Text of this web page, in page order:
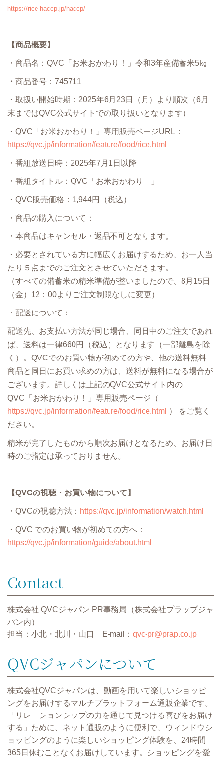
https://rice-haccp.jp/haccp/
【商品概要】
・商品名：QVC「お米おかわり！」令和3年産備蓄米5㎏
・ 商品番号：745711
・取扱い開始時期：2025年6月23日（月）より順次（6月
末まではQVC公式サイトでの取り扱いとなります）
・QVC「お米おかわり！」専用販売ページURL：
https://qvc.jp/information/feature/food/rice.html
・番組放送日時：2025年7月1日以降
・番組タイトル：QVC「お米おかわり！」
・QVC販売価格：1,944円（税込）
・商品の購入について：
・本商品はキャンセル・返品不可となります。
・必要とされている方に幅広くお届けするため、お一人当
たり５点までのご注文とさせていただきます。
（すべての備蓄米の精米準備が整いましたので、8月15日
（金）12：00よりご注文制限なしに変更）
・配送について：
配送先、お支払い方法が同じ場合、同日中のご注文であれ
ば、送料は一律660円（税込）となります（一部離島を除
く）。QVCでのお買い物が初めての方や、他の送料無料
商品と同日にお買い求めの方は、送料が無料になる場合が
ございます。詳しくは上記のQVC公式サイト内の
QVC「お米おかわり！」専用販売ページ（
https://qvc.jp/information/feature/food/rice.html ） をご覧く
ださい。
精米が完了したものから順次お届けとなるため、お届け日
時のご指定は承っておりません。
【QVCの視聴・お買い物について】
・QVCの視聴方法： https://qvc.jp/information/watch.html
・QVC でのお買い物が初めての方へ：
https://qvc.jp/information/guide/about.html
Contact
株式会社 QVCジャパン PR事務局（株式会社プラップジャ
パン内）
担当：小北・北川・山口 E-mail： qvc-pr@prap.co.jp
QVCジャパンについて
株式会社QVCジャパンは、動画を用いて楽しいショッピ
ングをお届けするマルチプラットフォーム通販企業です。
「リレーションシップの力を通じて見つける喜びをお届け
する」ために、ネット通販のように便利で、ウィンドウシ
ョッピングのように楽しいショッピング体験を、24時間
365日休むことなくお届けしています。ショッピングを愛